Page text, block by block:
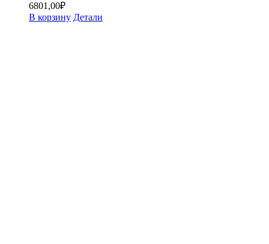
6801,00₽
В корзину Детали